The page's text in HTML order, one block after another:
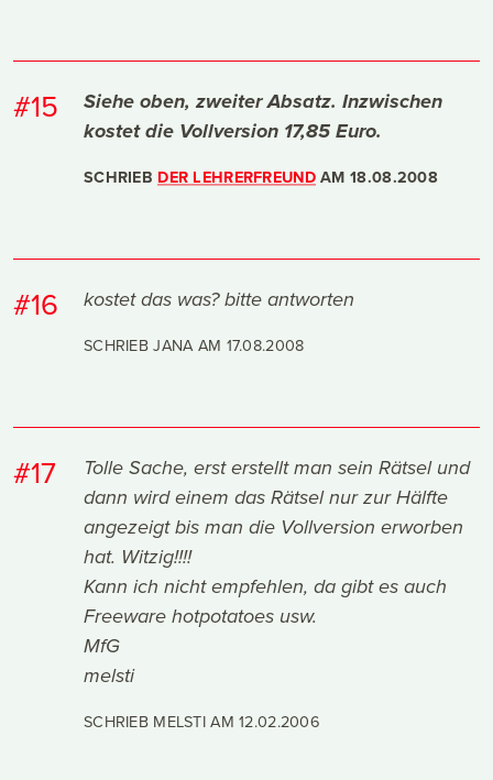
#15
Siehe oben, zweiter Absatz. Inzwischen
kostet die Vollversion 17,85 Euro.
SCHRIEB DER LEHRERFREUNDAM18.08.2008
#16 kostet das was? bitte antworten
SCHRIEB JANA AM 17.08.2008
#17
Tolle Sache, erst erstellt man sein Rätsel und
dann wird einem das Rätsel nur zur Hälfte
angezeigt bis man die Vollversion erworben
hat. Witzig!!!!
Kann ich nicht empfehlen, da gibt es auch
Freeware hotpotatoes usw.
MfG
melsti
SCHRIEB MELSTI AM12.02.2006